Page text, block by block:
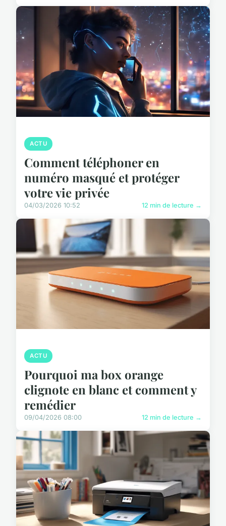
ACTU
Comment téléphoner en
numéro masqué et protéger
votre vie privée
04/03/2026 10:52 12 min de lecture →
ACTU
Pourquoi ma box orange
clignote en blanc et comment y
remédier
09/04/2026 08:00 12 min de lecture →